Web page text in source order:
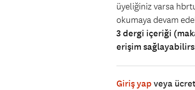
üyeliğiniz varsa
okumaya devam
3 dergi içeriği
erişim
Giriş yap veya